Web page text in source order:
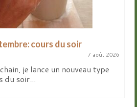
cours du soir
7 août 2026
je lance un nouveau type
du soir...